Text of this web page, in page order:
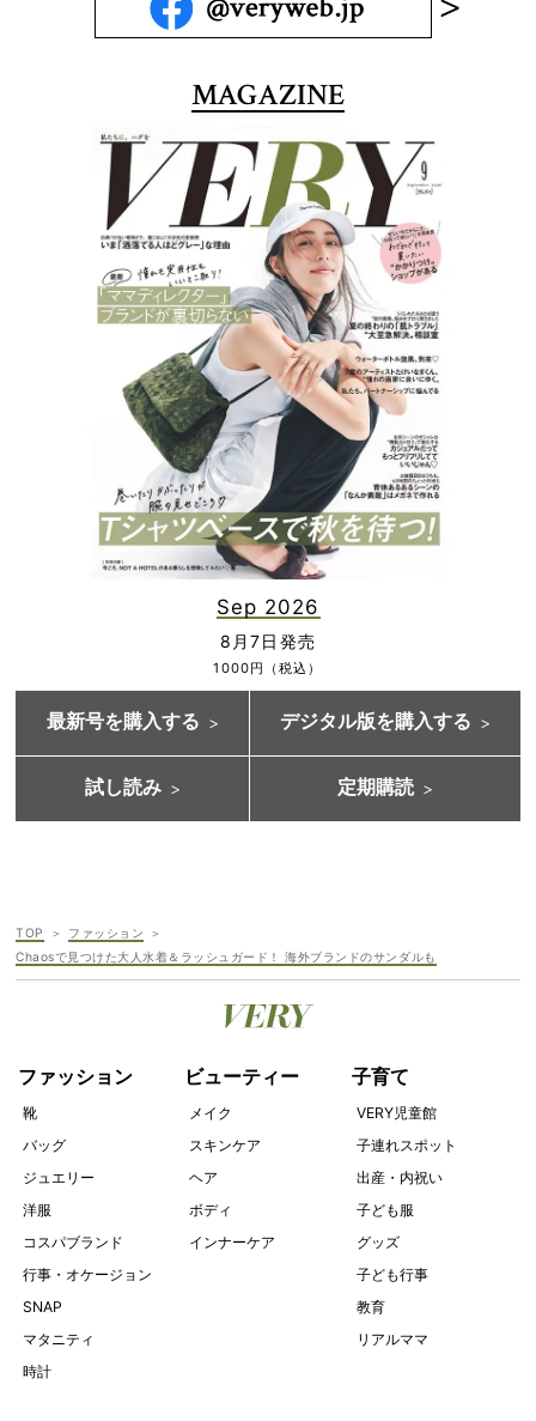
MAGAZINE
Sep 2026
8月7日発売
1000円（税込）
最新号を購入する デジタル版を購入する
試し読み 定期購読
TOP
ファッション
Chaosで見つけた大人水着＆ラッシュガード！ 海外ブランドのサンダルも
ファッション
靴
バッグ
ジュエリー
洋服
コスパブランド
行事・オケージョン
SNAP
マタニティ
時計
ビューティー
メイク
スキンケア
ヘア
ボディ
インナーケア
子育て
VERY児童館
子連れスポット
出産・内祝い
子ども服
グッズ
子ども行事
教育
リアルママ